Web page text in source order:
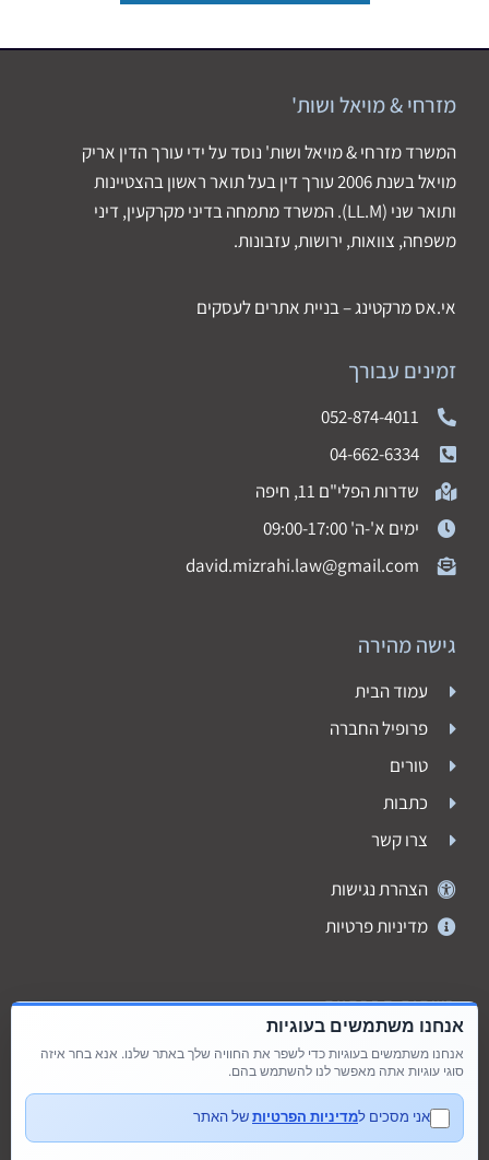
מזרחי & מויאל ושות'
המשרד מזרחי & מויאל ושות' נוסד על ידי עורך הדין אריק
מויאל בשנת 2006 עורך דין בעל תואר ראשון בהצטיינות
ותואר שני (LL.M). המשרד מתמחה בדיני מקרקעין, דיני
משפחה, צוואות, ירושות, עזבונות.
אי.אס מרקטינג – בניית אתרים לעסקים
זמינים עבורך
052-874-4011
04-662-6334
שדרות הפלי"ם 11, חיפה
ימים א'-ה' 09:00-17:00
david.mizrahi.law@gmail.com
גישה מהירה
עמוד הבית
פרופיל החברה
טורים
כתבות
צרו קשר
הצהרת נגישות
מדיניות פרטיות
רשתות חברתיות
אנחנו משתמשים בעוגיות
אנחנו משתמשים בעוגיות כדי לשפר את החוויה שלך באתר שלנו. אנא בחר איזה
סוגי עוגיות אתה מאפשר לנו להשתמש בהם.
אני מסכים למדיניות הפרטיותשל האתר